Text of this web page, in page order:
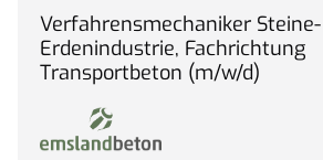
Verfahrensmechaniker
Erdenindustrie, Fachrichtung
Transportbeton (m/w/d)